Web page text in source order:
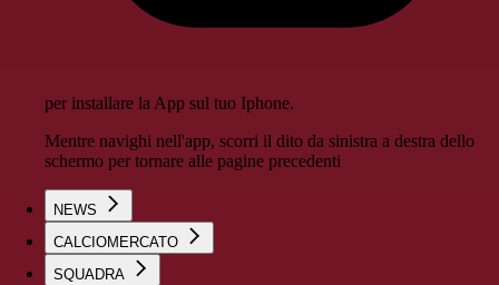
per installare la App sul tuo Iphone.
Mentre navighi nell'app, scorri il dito da sinistra a destra dello
schermo per tornare alle pagine precedenti
NEWS
CALCIOMERCATO
SQUADRA